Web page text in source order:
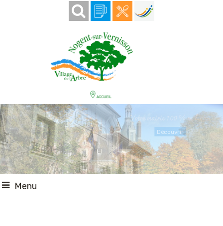
Votre mairie 100 % en ligne
Découvrir
Menu